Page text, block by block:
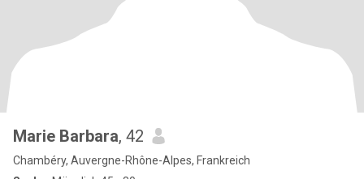
Marie Barbara, 42
Chambéry, Auvergne-Rhône-Alpes, Frankreich